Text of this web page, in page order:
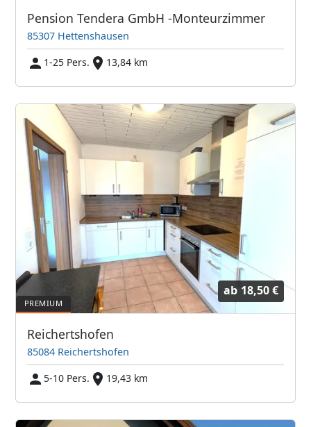
Pension Tendera GmbH -Monteurzimmer
85307 Hettenshausen
1-25 Pers.
13,84 km
ab 18,50 €
Reichertshofen
85084 Reichertshofen
5-10 Pers.
19,43 km